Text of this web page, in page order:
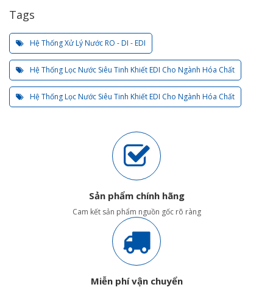
Tags
Hệ Thống Xử Lý Nước RO - DI - EDI
Hệ Thống Lọc Nước Siêu Tinh Khiết EDI Cho Ngành Hóa Chất
Hệ Thống Lọc Nước Siêu Tinh Khiết EDI Cho Ngành Hóa Chất
Sản phẩm chính hãng
Cam kết sản phẩm nguồn gốc rõ ràng
Miễn phí vận chuyển